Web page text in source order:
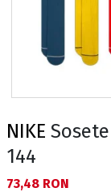
NIKE
144
Текуща цена:
73,48 RON